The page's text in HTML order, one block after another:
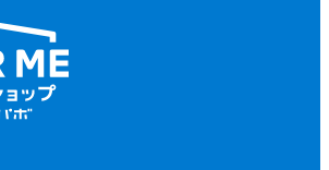
込みの拒否、参加の取り消しを
きるものとします。
く措置を行う場合、当社は、そ
参加者に開示する義務を負わな